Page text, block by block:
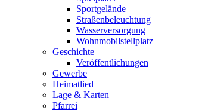
Sportgelände
Straßenbeleuchtung
Wasserversorgung
Wohnmobilstellplatz
Geschichte
Veröffentlichungen
Gewerbe
Heimatlied
Lage & Karten
Pfarrei